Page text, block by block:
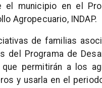
el municipio en el
Agropecuario, INDAP.
de familias
del Programa de
permitirán a los
y usarla en el